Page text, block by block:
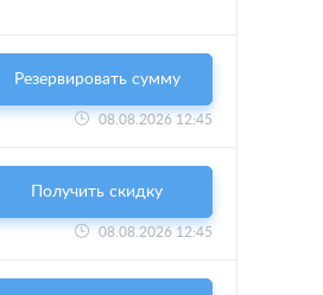
Резервировать сумму
08.08.2026 12:45
Получить скидку
08.08.2026 12:45